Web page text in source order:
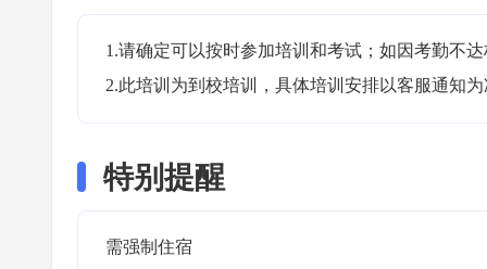
1.请确定可以按时参加培训和考试；如因考勤不
2.此培训为到校培训，具体培训安排以客服通知
特别提醒
需强制住宿